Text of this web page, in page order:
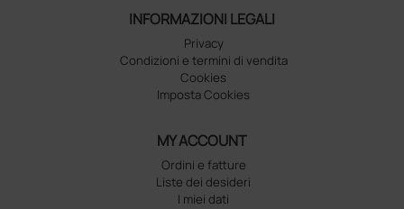
INFORMAZIONI LEGALI
Privacy
Condizioni e termini di vendita
Cookies
Imposta Cookies
MY ACCOUNT
Ordini e fatture
Liste dei desideri
I miei dati